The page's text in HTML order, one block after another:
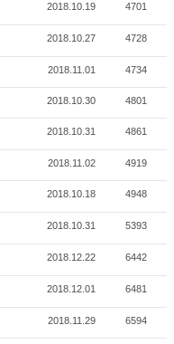
2018.10.19 4701
2018.10.27 4728
2018.11.01 4734
2018.10.30 4801
2018.10.31 4861
2018.11.02 4919
2018.10.18 4948
2018.10.31 5393
2018.12.22 6442
2018.12.01 6481
2018.11.29 6594